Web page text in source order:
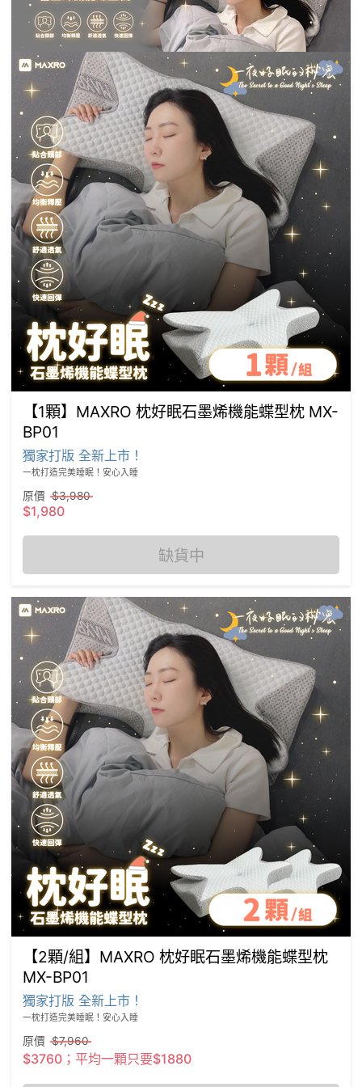
【1顆】MAXRO 枕好眠石墨烯機能蝶型枕 MX-
BP01
獨家打版 全新上市！
一枕打造完美睡眠！安心入睡
原價 $3,980
$1,980
缺貨中
【2顆/組】MAXRO 枕好眠石墨烯機能蝶型枕
MX-BP01
獨家打版 全新上市！
一枕打造完美睡眠！安心入睡
原價 $7,960
$3760；平均一顆只要$1880